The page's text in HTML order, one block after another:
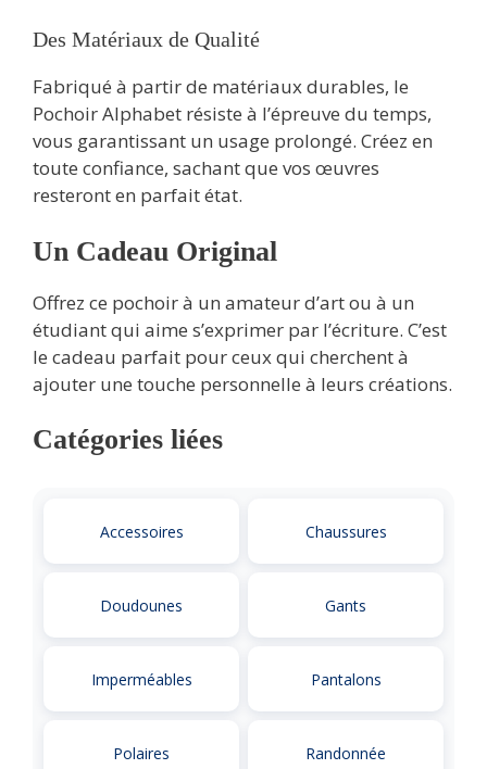
Des Matériaux de Qualité
Fabriqué à partir de matériaux durables, le
Pochoir Alphabet résiste à l’épreuve du temps,
vous garantissant un usage prolongé. Créez en
toute confiance, sachant que vos œuvres
resteront en parfait état.
Un Cadeau Original
Offrez ce pochoir à un amateur d’art ou à un
étudiant qui aime s’exprimer par l’écriture. C’est
le cadeau parfait pour ceux qui cherchent à
ajouter une touche personnelle à leurs créations.
Catégories liées
Accessoires Chaussures
Doudounes Gants
Imperméables Pantalons
Polaires Randonnée